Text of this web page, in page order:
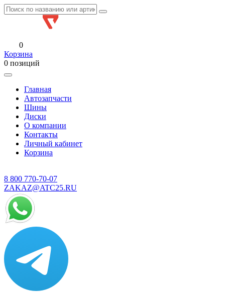
0
Корзина
0 позиций
Главная
Автозапчасти
Шины
Диски
О компании
Контакты
Личный кабинет
Корзина
8 800 770-70-07
ZAKAZ@ATC25.RU